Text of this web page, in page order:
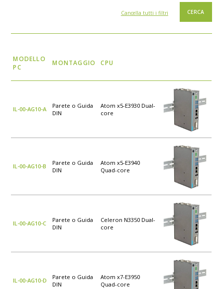
Cancella tutti i filtri
MODELLO
PC
MONTAGGIO CPU
IL-00-AG10-A
Parete o Guida
DIN
Atom x5-E3930 Dual-
core
IL-00-AG10-B
Parete o Guida
DIN
Atom x5-E3940
Quad-core
IL-00-AG10-C
Parete o Guida
DIN
Celeron N3350 Dual-
core
IL-00-AG10-D
Parete o Guida
DIN
Atom x7-E3950
Quad-core